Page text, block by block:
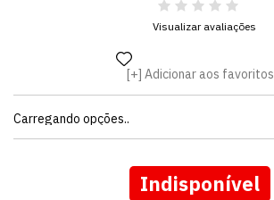
Visualizar avaliações
Adicionar aos favoritos
Carregando opções..
Indisponível